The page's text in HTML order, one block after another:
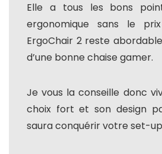
Elle a tous les bons
ergonomique sans le
ErgoChair 2 reste
d’une bonne chaise gamer.
Je vous la conseille donc
choix fort et son design
saura conquérir votre set-up